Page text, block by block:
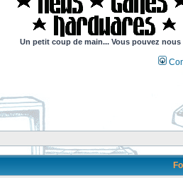
Un petit coup de main... Vous pouvez